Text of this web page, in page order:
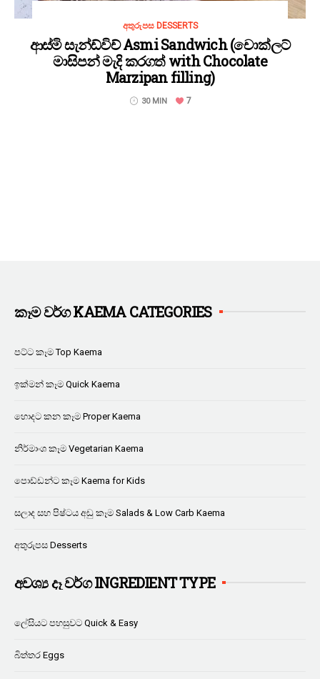
අතුරුපස DESSERTS
ආස්මි සැන්ඩ්විච් Asmi Sandwich (චොක්ලට්
මාසිපන් මැදි කරගත් with Chocolate
Marzipan filling)
30 MIN 7
කෑම වර්ග KAEMA CATEGORIES
පට්ට කෑම Top Kaema
ඉක්මන් කෑම Quick Kaema
හොදට කන කෑම Proper Kaema
නිර්මාංශ කෑම Vegetarian Kaema
පොඩ්ඩන්ට කෑම Kaema for Kids
සලාද සහ පිෂ්ටය අඩු කෑම Salads & Low Carb Kaema
අතුරුපස Desserts
අවශ්‍ය දෑ වර්ග INGREDIENT TYPE
ලේසියට පහසුවට Quick & Easy
බිත්තර Eggs